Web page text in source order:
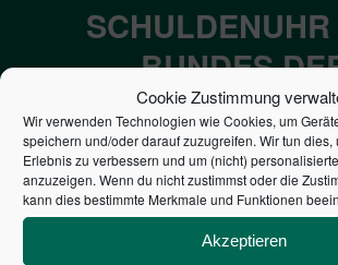
Cookie Zustimmung
Wir verwenden Technologien wie Cookies, um
speichern und/oder darauf zuzugreifen. Wir tun dies,
Erlebnis zu verbessern und um (nicht)
anzuzeigen. Wenn du nicht zustimmst oder die
kann dies bestimmte Merkmale und Funktionen
Akzeptieren
BUNDES
7,052€
NEUVERSCHULDUNG
PRO SEKUNDE